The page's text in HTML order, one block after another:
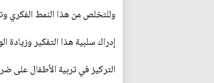
وللتخلص من هذا النمط الفكري
إدراك سلبية هذا التفكير وزيادة
التركيز في تربية الأطفال على